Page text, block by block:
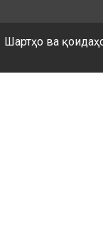
Шартҳо ва